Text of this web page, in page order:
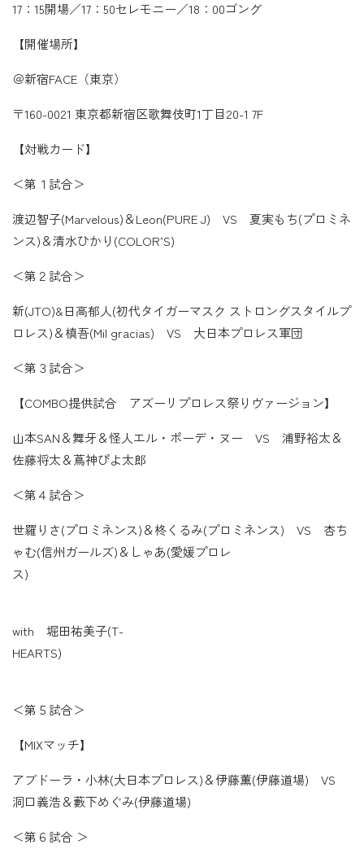
17：15開場／17：50セレモニー／18：00ゴング
【開催場所】
＠新宿FACE（東京）
〒160-0021 東京都新宿区歌舞伎町1丁目20-1 7F
【対戦カード】
＜第１試合＞
渡辺智子(Marvelous)＆Leon(PURE J) VS 夏実もち(プロミネ
ンス)＆清水ひかり(COLOR’S)
＜第２試合＞
新(JTO)&日高郁人(初代タイガーマスク ストロングスタイルプ
ロレス)＆槙吾(Mil gracias) VS 大日本プロレス軍団
＜第３試合＞
【COMBO提供試合 アズーリプロレス祭りヴァージョン】
山本SAN＆舞牙＆怪人エル・ポーデ・ヌー VS 浦野裕太＆
佐藤将太＆蔦神ぴよ太郎
＜第４試合＞
世羅りさ(プロミネンス)＆柊くるみ(プロミネンス) VS 杏ち
ゃむ(信州ガールズ)＆しゃあ(愛媛プロレ
ス)
with 堀田祐美子(T-
HEARTS)
＜第５試合＞
【MIXマッチ】
アブドーラ・小林(大日本プロレス)＆伊藤薫(伊藤道場) VS
洞口義浩＆藪下めぐみ(伊藤道場)
＜第６試合 ＞